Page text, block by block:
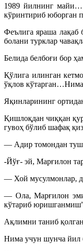
1989 йилнинг
кўринтириб юборган
Феълига яраша
болани турклар
Белида белбоғи бор
Қўлига илинган
ўқлов кўтарган…Нима
Яқинларининг
Қишлоқдан чиққан
гувоҳ бўлиб шафақ
— Адир томондан
-Йўғ- эй, Марғилон
— Хой мусулмонлар,
— Ола, Марғилон
кўтариб
Ақлимни таниб
Нима учун шунча йил